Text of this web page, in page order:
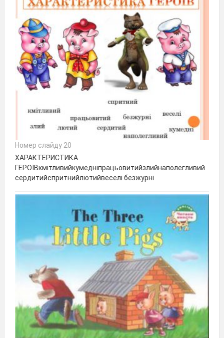
Номер слайду 20
ХАРАКТЕРИСТИКА
ГЕРОЇВкмітливийкумедніпрацьовитийзлийнаполегливий
сердитийспритнийлютийвеселі безжурні